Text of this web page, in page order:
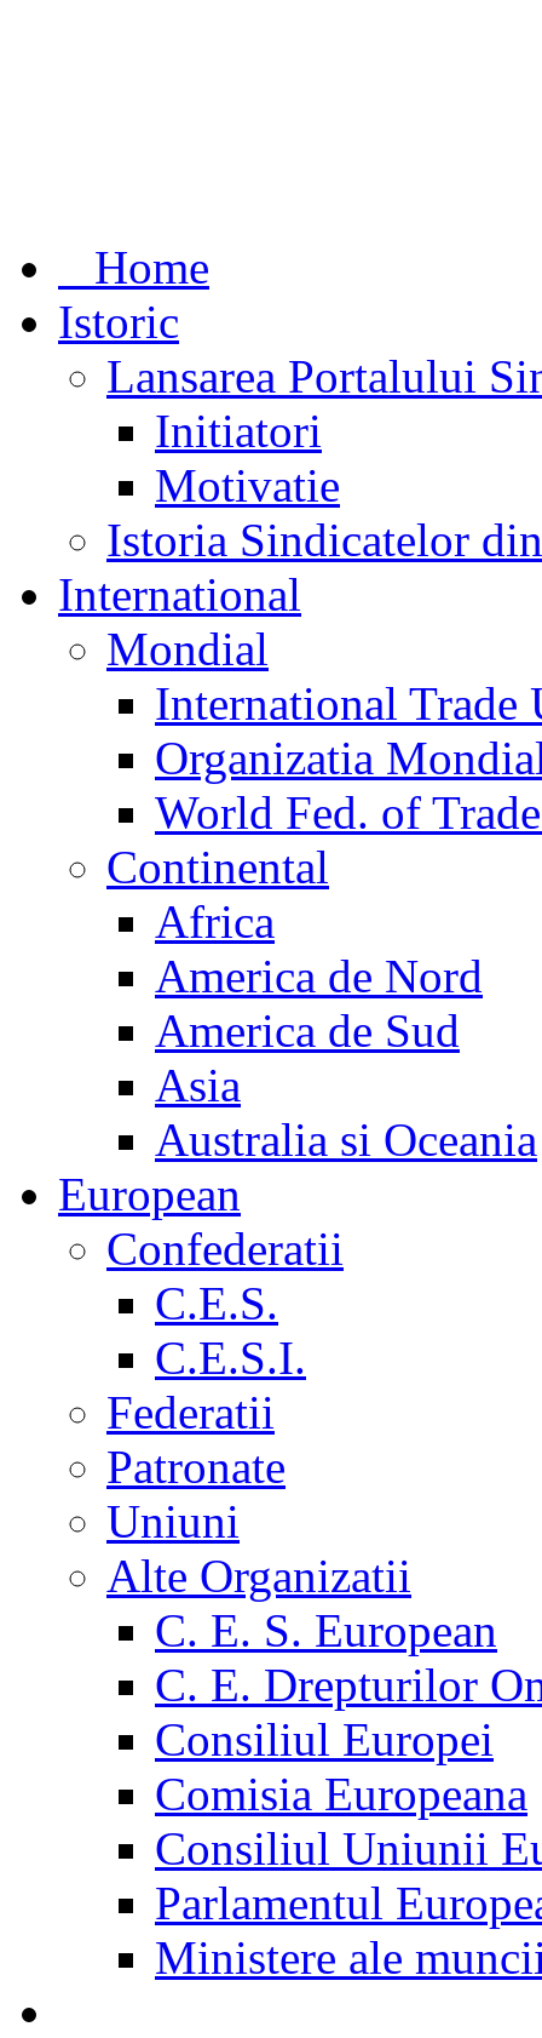
Home
Istoric
Lansarea Portalului
Initiatori
Motivatie
Istoria Sindicatelor
International
Mondial
International Trade
Organizatia
World Fed. of
Continental
Africa
America de Nord
America de Sud
Asia
Australia si Oceania
European
Confederatii
C.E.S.
C.E.S.I.
Federatii
Patronate
Uniuni
Alte Organizatii
C. E. S. European
C. E. Drepturilor
Consiliul Europei
Comisia Europeana
Consiliul Uniunii
Parlamentul
Ministere ale